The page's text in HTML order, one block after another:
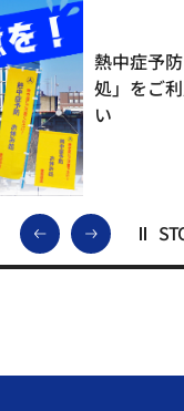
前のスライド
次のス
熱中症予
処」をご
い